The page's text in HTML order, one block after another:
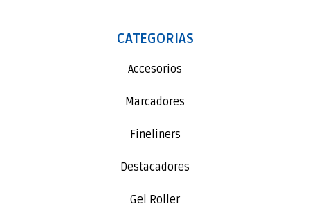
CATEGORIAS
Accesorios
Marcadores
Fineliners
Destacadores
Gel Roller